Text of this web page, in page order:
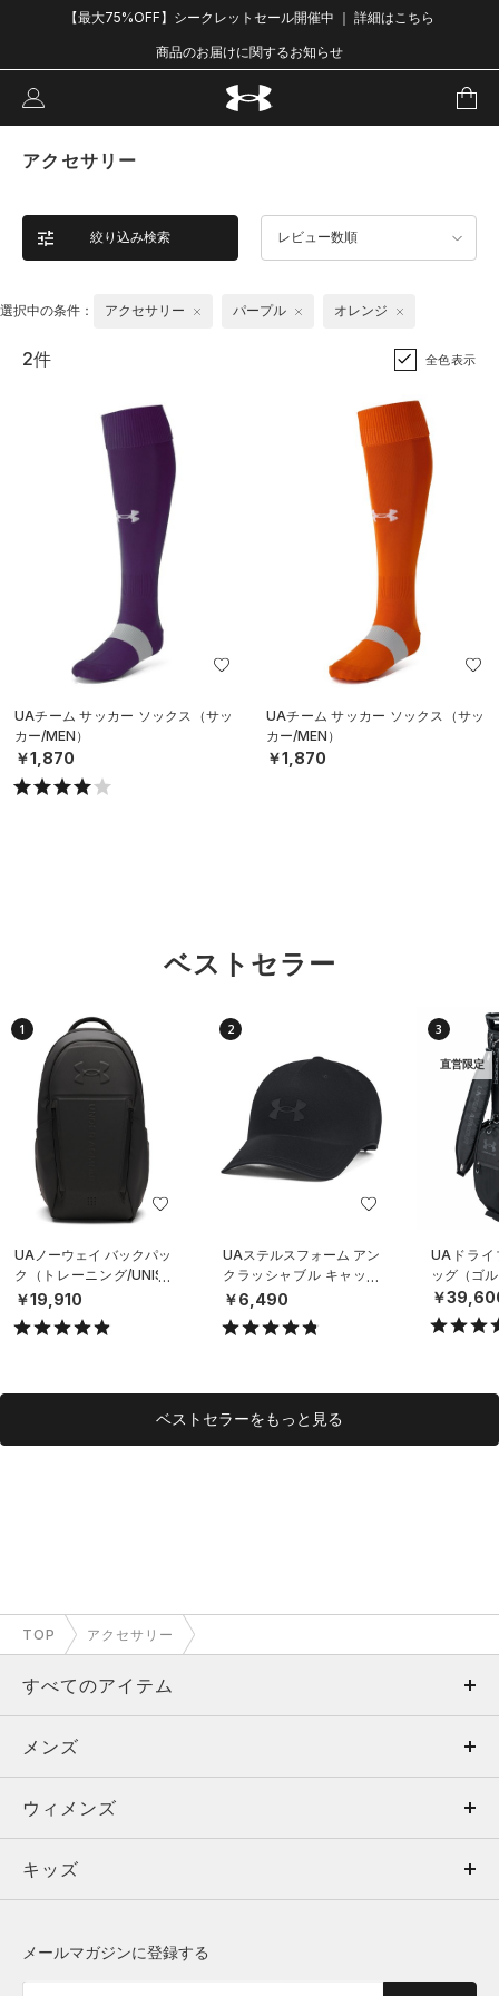
【最大75%OFF】シークレットセール開催中 ｜ 詳細はこちら
商品のお届けに関するお知らせ
アクセサリー
絞り込み検索 レビュー数順
選択中の条件： アクセサリー パープル オレンジ
2件 全色表示
UAチーム サッカー ソックス（サッ
カー/MEN）
￥1,870
UAチーム サッカー ソックス（サッ
カー/MEN）
￥1,870
ベストセラー
1
UAノーウェイ バックパッ
ク（トレーニング/UNISE
X）
￥19,910
2
UAステルスフォーム アン
クラッシャブル キャップ
（ライフスタイル/UNISE
X）
￥6,490
3
直営限定
UAドライ
ッグ（ゴ
￥
ベストセラーをもっと見る
TOP アクセサリー
すべてのアイテム
メンズ
ウィメンズ
キッズ
メンズ
トップス
ボトムス
ウィメンズ
トップス
キッズ
メールマガジンに登録する